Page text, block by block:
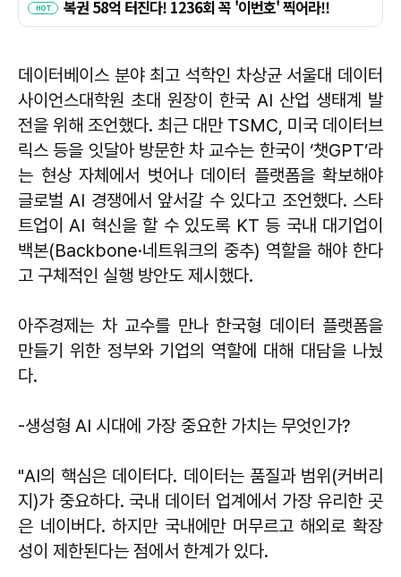
데이터베이스 분야 최고 석학인 차상균 서울대 데이터
사이언스대학원 초대 원장이 한국 AI 산업 생태계 발
전을 위해 조언했다. 최근 대만 TSMC, 미국 데이터브
릭스 등을 잇달아 방문한 차 교수는 한국이 ‘챗GPT’라
는 현상 자체에서 벗어나 데이터 플랫폼을 확보해야
글로벌 AI 경쟁에서 앞서갈 수 있다고 조언했다. 스타
트업이 AI 혁신을 할 수 있도록 KT 등 국내 대기업이
백본(Backbone·네트워크의 중추) 역할을 해야 한다
고 구체적인 실행 방안도 제시했다.
아주경제는 차 교수를 만나 한국형 데이터 플랫폼을
만들기 위한 정부와 기업의 역할에 대해 대담을 나눴
다.
-생성형 AI 시대에 가장 중요한 가치는 무엇인가?
"AI의 핵심은 데이터다. 데이터는 품질과 범위(커버리
지)가 중요하다. 국내 데이터 업계에서 가장 유리한 곳
은 네이버다. 하지만 국내에만 머무르고 해외로 확장
성이 제한된다는 점에서 한계가 있다.